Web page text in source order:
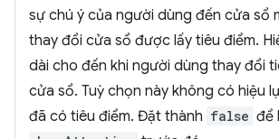
sự chú ý của người dùng đến cửa sổ
thay đổi cửa sổ được lấy tiêu điểm.
dài cho đến khi người dùng thay đổi
cửa sổ. Tuỳ chọn này không có hiệu
đã có tiêu điểm. Đặt thành false để